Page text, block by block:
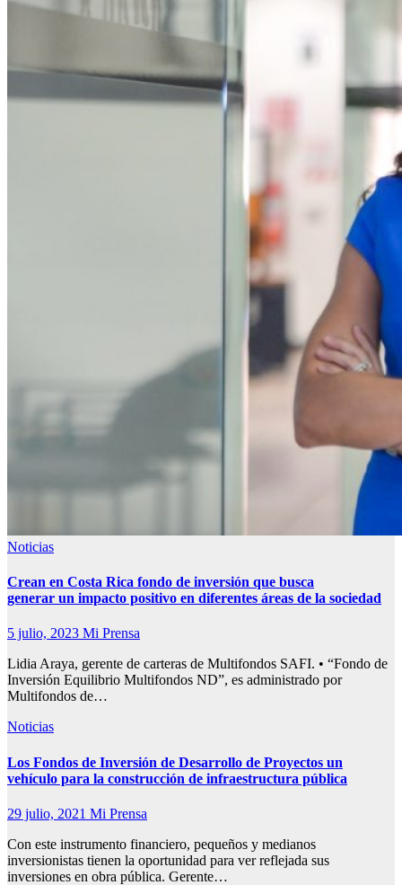
Noticias
Crean en Costa Rica fondo de inversión que busca
generar un impacto positivo en diferentes áreas de la sociedad
5 julio, 2023 Mi Prensa
Lidia Araya, gerente de carteras de Multifondos SAFI. • “Fondo de
Inversión Equilibrio Multifondos ND”, es administrado por
Multifondos de…
Noticias
Los Fondos de Inversión de Desarrollo de Proyectos un
vehículo para la construcción de infraestructura pública
29 julio, 2021 Mi Prensa
Con este instrumento financiero, pequeños y medianos
inversionistas tienen la oportunidad para ver reflejada sus
inversiones en obra pública. Gerente…